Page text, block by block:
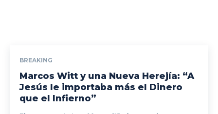
BREAKING
Marcos Witt y una Nueva Herejía: “A
Jesús le importaba más el Dinero
que el Infierno”